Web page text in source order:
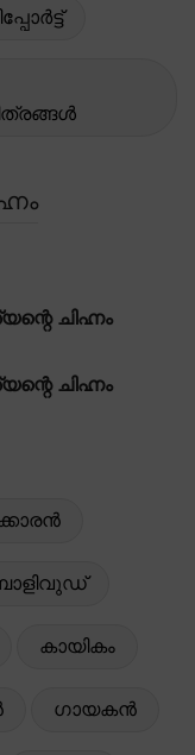
ചിഹ്നം
ചിഹ്നം
കായികം
ഗായകൻ